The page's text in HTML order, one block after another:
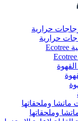
حرارية
وملحقاتها